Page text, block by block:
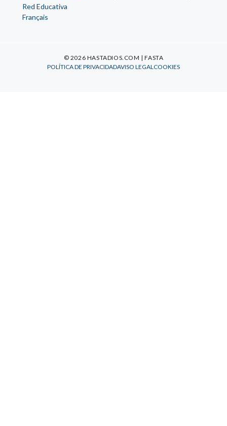
Red Educativa
Français
© 2026 HASTADIOS.COM | FASTA
POLÍTICA DE PRIVACIDADAVISO LEGALCOOKIES